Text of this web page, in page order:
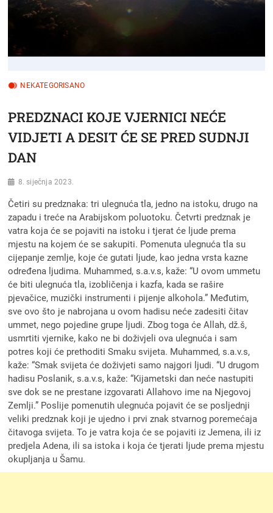
NEKATEGORISANO
PREDZNACI KOJE VJERNICI NEĆE
VIDJETI A DESIT ĆE SE PRED SUDNJI
DAN
8. siječnja 2023.
Četiri su predznaka: tri ulegnuća tla, jedno na istoku, drugo na
zapadu i treće na Arabijskom poluotoku. Četvrti predznak je
vatra koja će se pojaviti na istoku i tjerat će ljude prema
mjestu na kojem će se sakupiti. Pomenuta ulegnuća tla su
cijepanje zemlje, koje će gutati ljude, kao jedna vrsta kazne
određena ljudima. Muhammed, s.a.v.s, kaže: “U ovom ummetu
će biti ulegnuća tla, izobličenja i kazfa, kada se rašire
pjevačice, muzički instrumenti i pijenje alkohola.” Međutim,
sve ovo što je nabrojana u ovom hadisu neće zadesiti čitav
ummet, nego pojedine grupe ljudi. Zbog toga će Allah, dž.š,
usmrtiti vjernike, kako ne bi doživjeli ova ulegnuća i sam
potres koji će prethoditi Smaku svijeta. Muhammed, s.a.v.s,
kaže: “Smak svijeta će doživjeti samo najgori ljudi. “U drugom
hadisu Poslanik, s.a.v.s, kaže: “Kijametski dan neće nastupiti
sve dok se ne prestane izgovarati Allahovo ime na Njegovoj
Zemlji.” Poslije pomenutih ulegnuća pojavit će se posljednji
veliki predznak koji je ujedno i prvi znak stvarnog poremećaja
čitavoga svijeta. To je vatra koja će se pojaviti iz Jemena, ili iz
predjela Adena, ili sa istoka i koja će tjerati ljude prema mjestu
okupljanja u Šamu.